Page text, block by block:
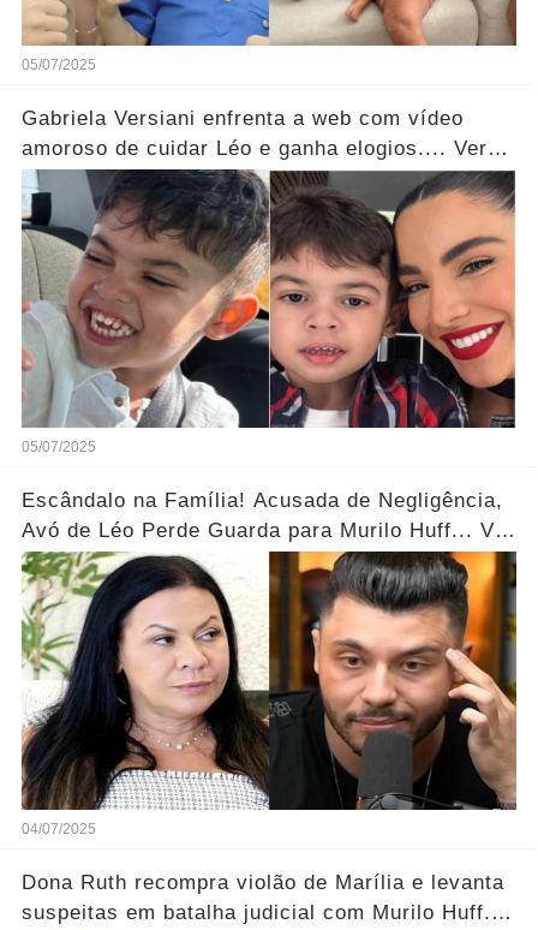
05/07/2025
Gabriela Versiani enfrenta a web com vídeo
amoroso de cuidar Léo e ganha elogios.... Ver
mais
05/07/2025
Escândalo na Família! Acusada de Negligência,
Avó de Léo Perde Guarda para Murilo Huff... Ver
mais
04/07/2025
Dona Ruth recompra violão de Marília e levanta
suspeitas em batalha judicial com Murilo Huff...